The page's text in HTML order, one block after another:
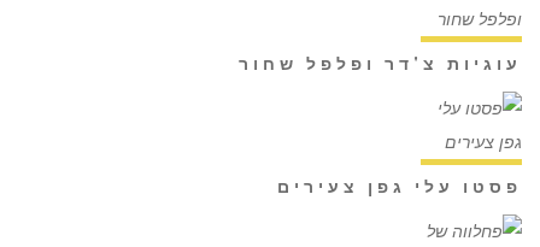
עוגיות צ'דר ופלפל שחור
פסטו עלי גפן צעירים